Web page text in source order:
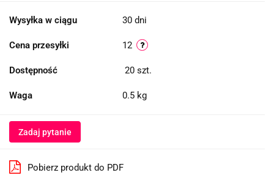
Wysyłka w ciągu 30 dni
Cena przesyłki 12
Dostępność 20 szt.
Waga 0.5 kg
Zadaj pytanie
Pobierz produkt do PDF